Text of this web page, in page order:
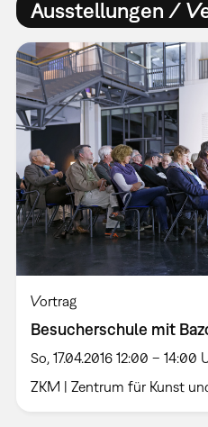
Ausstellungen /
Vortrag
Besucherschule mit
So, 17.04.2016 12:00 – 14:00
ZKM | Zentrum für Kunst